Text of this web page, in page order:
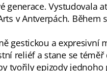
generace. Vystudovala
v Antverpách.
gestickou a
reliéf a stane se
tvořily epizody jednoho